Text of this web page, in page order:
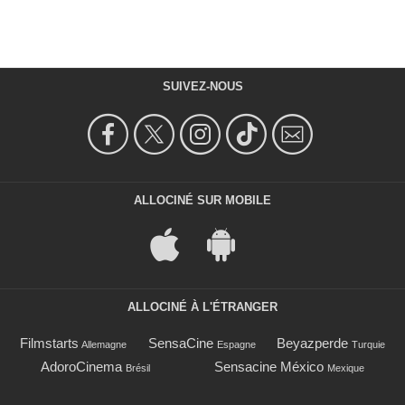
SUIVEZ-NOUS
ALLOCINÉ SUR MOBILE
ALLOCINÉ À L'ÉTRANGER
Filmstarts Allemagne SensaCine Espagne Beyazperde Turquie
AdoroCinema Brésil Sensacine México Mexique